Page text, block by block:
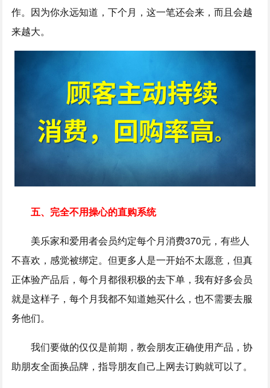
作。因为你永远知道，下个月，这一笔还会来，而且会越
来越大。
五、完全不用操心的直购系统
美乐家和爱用者会员约定每个月消费370元，有些人
不喜欢，感觉被绑定。但更多人是一开始不太愿意，但真
正体验产品后，每个月都很积极的去下单，我有好多会员
就是这样子，每个月我都不知道她买什么，也不需要去服
务他们。
我们要做的仅仅是前期，教会朋友正确使用产品，协
助朋友全面换品牌，指导朋友自己上网去订购就可以了。